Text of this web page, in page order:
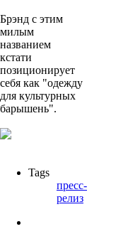
Брэнд с этим
милым
названием
кстати
позиционирует
себя как "одежду
для культурных
барышень".
Tags
пресс-
релиз